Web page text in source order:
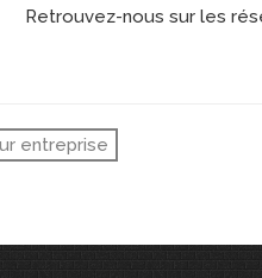
Retrouvez-nous sur les
entreprise